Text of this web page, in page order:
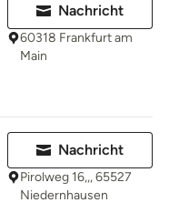
Nachricht
60318 Frankfurt am
Main
Nachricht
Pirolweg 16,,, 65527
Niedernhausen